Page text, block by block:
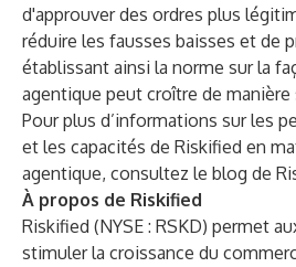
d'approuver des ordres plus
réduire les fausses baisses et de
établissant ainsi la norme sur la
agentique peut croître de manière
Pour plus d’informations sur les
et les capacités de Riskified en
agentique, consultez le blog de
À propos de Riskified
Riskified (NYSE : RSKD) permet
stimuler la croissance du